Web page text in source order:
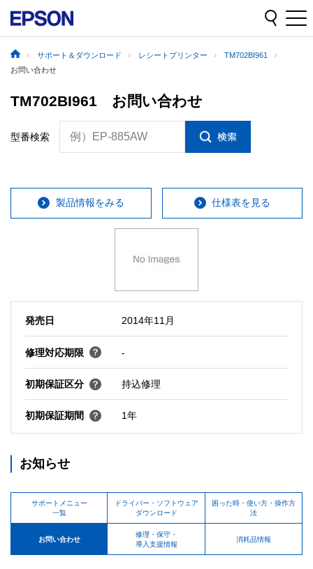
サポート＆ダウンロード レシートプリンター
TM702BI961
お問い合わせ
TM702BI961 お問い合わせ
型番検索 例）EP-885AW
製品情報をみる 仕様表を見る
発売日 2014年11月
修理対応期限 -
初期保証区分 持込修理
初期保証期間 1年
お知らせ
サポートメニュー
一覧
ドライバー・ソフトウェア
ダウンロード
困った時・使い方・操作方
法
お問い合わせ
修理・保守・
導入支援情報
消耗品情報